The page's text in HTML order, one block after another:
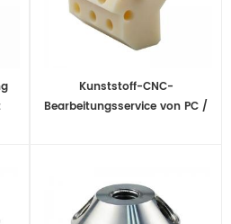
Kunststoff-CNC-
Bearbeitungsservice von PC /